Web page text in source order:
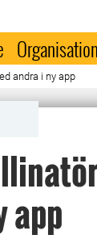
andra i ny app
app